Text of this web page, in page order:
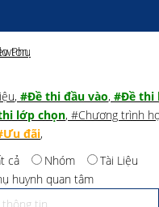
, #Đề thi đầu vào, #Đề thi
lớp chọn, #Chương trình
đãi,
cả
Nhóm
Tài Liệu
huynh quan tâm